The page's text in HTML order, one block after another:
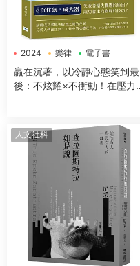
2024 樂律 電子書
贏在沉著，以冷靜心態笑到最
後：不炫耀×不衝動！在壓力
人文社科